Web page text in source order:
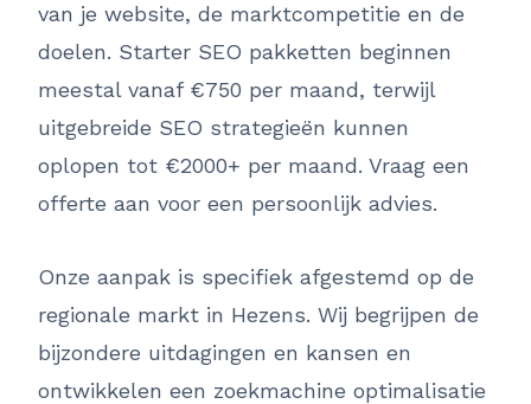
van je website, de marktcompetitie en de
doelen. Starter SEO pakketten beginnen
meestal vanaf €750 per maand, terwijl
uitgebreide SEO strategieën kunnen
oplopen tot €2000+ per maand. Vraag een
offerte aan voor een persoonlijk advies.
Onze aanpak is specifiek afgestemd op de
regionale markt in Hezens. Wij begrijpen de
bijzondere uitdagingen en kansen en
ontwikkelen een zoekmachine optimalisatie